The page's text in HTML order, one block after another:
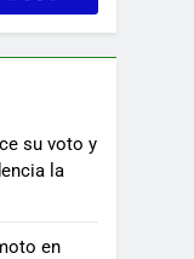
su voto y
la
en